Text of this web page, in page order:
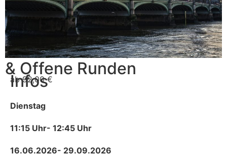
Spass
Kurse, Workshops
& Offene Runden
Infos
Dienstag
11:15 Uhr- 12:45 Uhr
16.06.2026- 29.09.2026
ab 92,00 €